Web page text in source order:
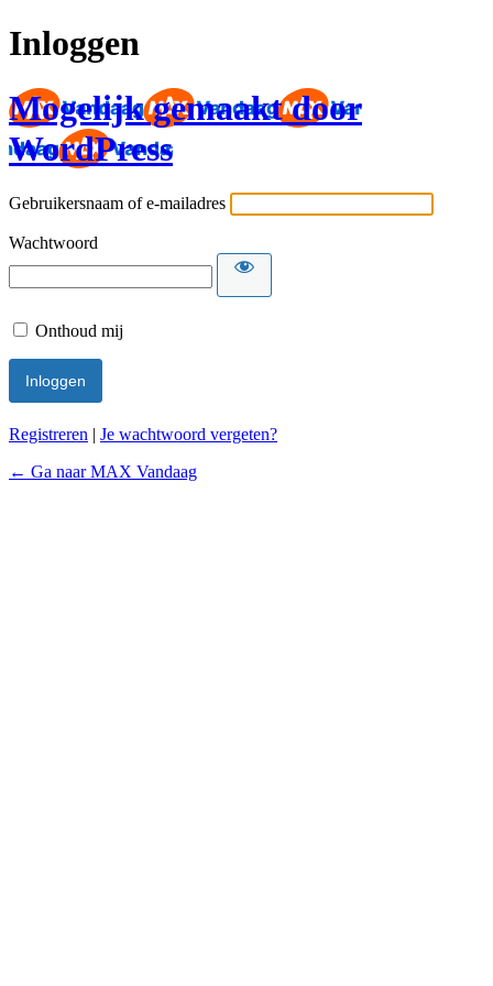
Inloggen
Mogelijk gemaakt door
WordPress
Gebruikersnaam of e-mailadres
Wachtwoord
Onthoud mij
Registreren | Je wachtwoord vergeten?
← Ga naar MAX Vandaag